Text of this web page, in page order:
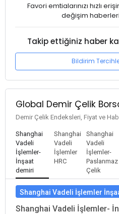
Favori emtialarınızı hızlı
değişim
Takip ettiğiniz haber
Bildirim
Global Demir Çelik
Demir Çelik Endeksleri, Fiyat ve
Shanghai
Vadeli
İşlemler-
İnşaat
demiri
Shanghai
Vadeli
İşlemler
HRC
Shanghai
Vadeli
İşlemler-
Paslanmaz
Çelik
Shanghai Vadeli İşlemler
Shanghai Vadeli İşlemler-